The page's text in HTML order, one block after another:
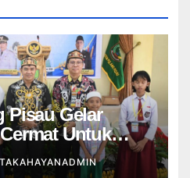
Pisau Gelar
Untuk